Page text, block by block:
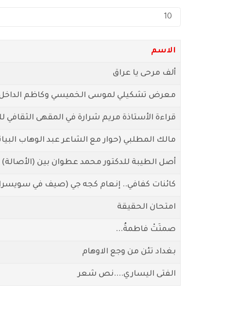
عدد الإظهارات:
الاسم
ألف مرحى يا عراق
معرض تشكيلي لموسى الخميسي وكاظم الداخل
قراءة الأستاذة مريم شرارة في المقهى الثقافي
مالك المطلبي (حوار مع الشاعر عبد الوهاب
أصل الطيبة للدكتور محمد عطوان بين
كائنات كفافي.. إنعام كجه جي (صيف في
امتحان الحقيقة
صمتَتْ فاطمةُ...
بغداد تئن من وجع الاوهام
الفتى اليساري....نص شعر